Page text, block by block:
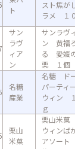
ト
スト焦が
ラメ １
サン
ラヴ
ィア
ン
サンラヴ
ン 黄福
る 愛媛
栗 １個
名糖
産業
名糖 ド
パーティ
ウィン
ｇ
栗山
米菓
栗山米
ウィンば
アソート